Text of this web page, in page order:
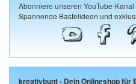
Abonniere unseren YouTube-
Spannende Bastelideen und
kreativbunt - Dein Onlineshop für